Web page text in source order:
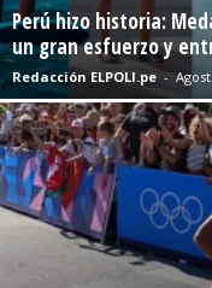
Perú hizo historia:
un gran esfuerzo y
Redacción ELPOLI.pe -